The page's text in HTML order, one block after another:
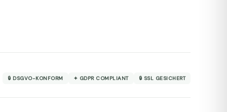
🔒 DSGVO-KONFORM ✦ GDPR COMPLIANT 🔒 SSL GESICHERT